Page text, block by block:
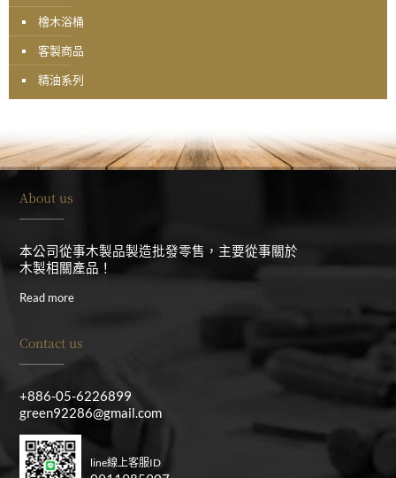
檜木浴桶
客製商品
精油系列
About us
本公司從事木製品製造批發零售，主要從事關於
木製相關產品！
Read more
Contact us
+886-05-6226899
green92286@gmail.com
line線上客服ID